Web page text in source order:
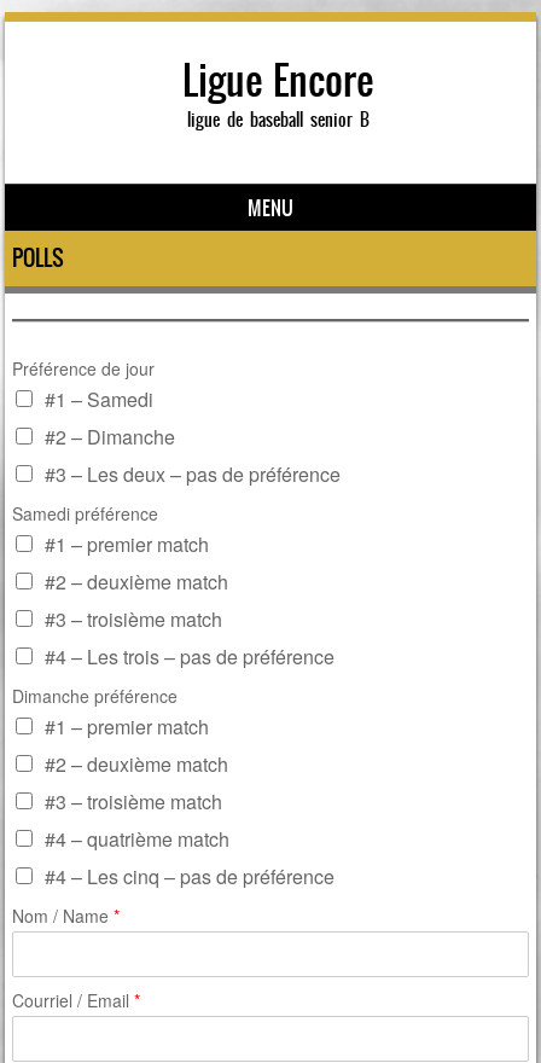
Ligue Encore
ligue de baseball senior B
MENU
Skip to content
POLLS
Préférence de jour
#1 – Samedi
#2 – Dimanche
#3 – Les deux – pas de préférence
Samedi préférence
#1 – premier match
#2 – deuxième match
#3 – troisième match
#4 – Les trois – pas de préférence
Dimanche préférence
#1 – premier match
#2 – deuxième match
#3 – troisième match
#4 – quatrième match
#4 – Les cinq – pas de préférence
Nom / Name*
Courriel / Email*